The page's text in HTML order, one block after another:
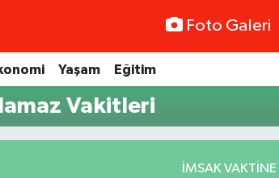
Foto Galeri
Yaşam Eğitim
Vakitleri
İMSAK VAKTINE